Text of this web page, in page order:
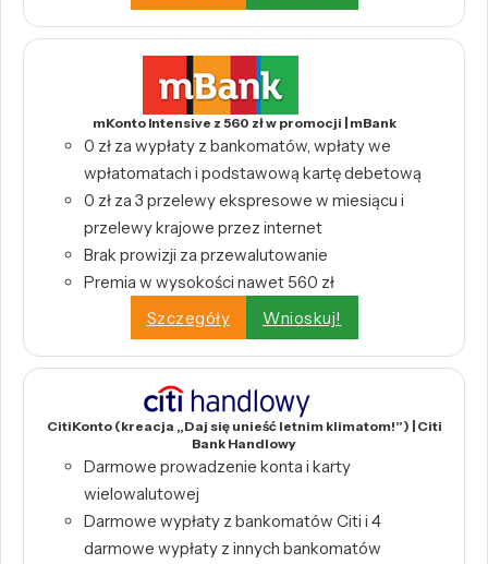
mKonto Intensive z 560 zł w promocji | mBank
0 zł za wypłaty z bankomatów, wpłaty we
wpłatomatach i podstawową kartę debetową
0 zł za 3 przelewy ekspresowe w miesiącu i
przelewy krajowe przez internet
Brak prowizji za przewalutowanie
Premia w wysokości nawet 560 zł
Szczegóły
Wnioskuj!
CitiKonto (kreacja „Daj się unieść letnim klimatom!”) | Citi
Bank Handlowy
Darmowe prowadzenie konta i karty
wielowalutowej
Darmowe wypłaty z bankomatów Citi i 4
darmowe wypłaty z innych bankomatów